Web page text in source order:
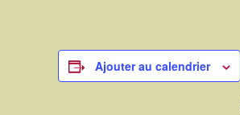
Ajouter au calendrier